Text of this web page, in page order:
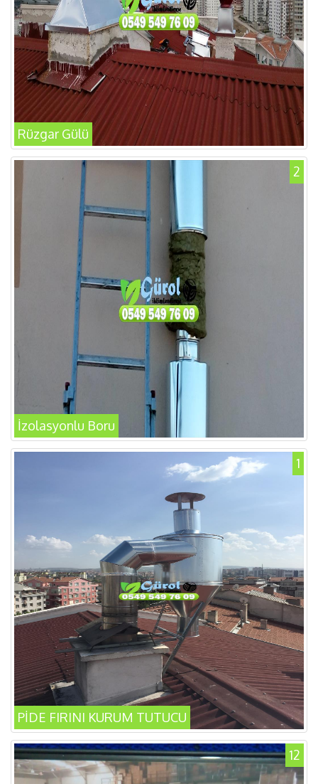
Rüzgar Gülü
2
İzolasyonlu Boru
1
PİDE FIRINI KURUM TUTUCU
12